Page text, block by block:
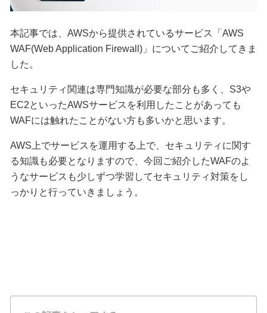
本記事では、AWSから提供されているサービス「AWS
WAF(Web Application Firewall)」についてご紹介してきま
した。
セキュリティ関連は専門知識が必要な部分も多く、S3や
EC2といったAWSサービスを利用したことがあっても
WAFには触れたことがない方も多いかと思います。
AWS上でサービスを運用する上で、セキュリティに関す
る知識も必要となりますので、今回ご紹介したWAFのよ
うなサービスも少しずつ学習してセキュリティ対策をし
っかりと行っていきましょう。